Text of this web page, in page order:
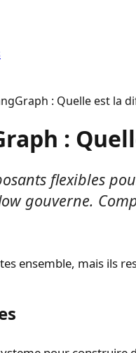
: Quelle est la
:
flexibles
gouverne.
ensemble, mais ils